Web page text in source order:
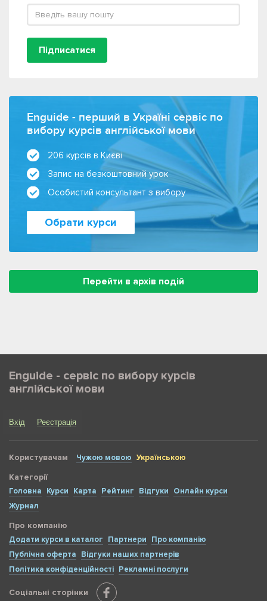
Підписатися
Enguide - перший в Україні сервіс по
вибору курсів англійської мови
206 курсів в Києві
Запис на безкоштовний урок
Особистий консультант з вибору
Обрати курси
Перейти в архів подій
Enguide - сервіс по вибору курсів
англійської мови
Вхід Реєстрація
Користувачам Чужою мовою Українською
Категорії
Головна Курси Карта Рейтинг Відгуки
Онлайн курси
Журнал
Про компанію
Додати курси в каталог Партнери
Про компанію
Публічна оферта
Відгуки наших партнерів
Політика конфіденційності Рекламні послуги
Соціальні сторінки